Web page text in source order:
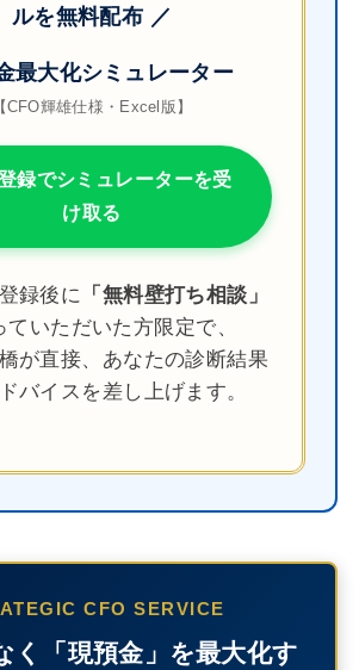
ルを無料配布 ／
最大化シミュレーター
【CFO輝雄仕様・Excel版】
録でシミュレーターを受
け取る
録後に 「無料壁打ち相談」
ていただいた方限定で、
が直接、あなたの診断結果
バイスを差し上げます。
CFO SERVICE
く「現預金」を最大化す